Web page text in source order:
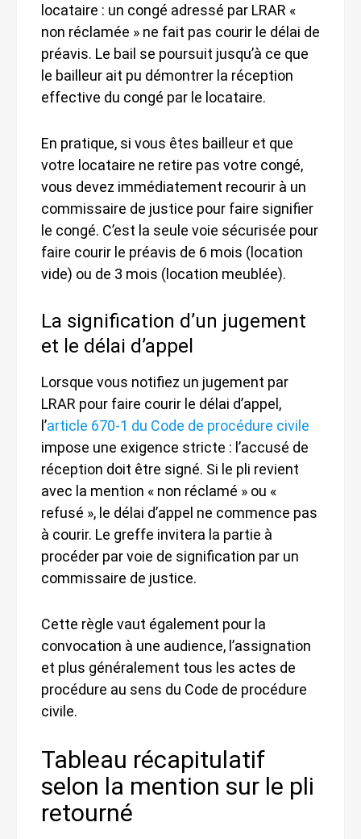
locataire : un congé adressé par LRAR «
non réclamée » ne fait pas courir le délai de
préavis. Le bail se poursuit jusqu’à ce que
le bailleur ait pu démontrer la réception
effective du congé par le locataire.
En pratique, si vous êtes bailleur et que
votre locataire ne retire pas votre congé,
vous devez immédiatement recourir à un
commissaire de justice pour faire signifier
le congé. C’est la seule voie sécurisée pour
faire courir le préavis de 6 mois (location
vide) ou de 3 mois (location meublée).
La signification d’un jugement
et le délai d’appel
Lorsque vous notifiez un jugement par
LRAR pour faire courir le délai d’appel,
l’article 670-1 du Code de procédure civile
impose une exigence stricte : l’accusé de
réception doit être signé. Si le pli revient
avec la mention « non réclamé » ou «
refusé », le délai d’appel ne commence pas
à courir. Le greffe invitera la partie à
procéder par voie de signification par un
commissaire de justice.
Cette règle vaut également pour la
convocation à une audience, l’assignation
et plus généralement tous les actes de
procédure au sens du Code de procédure
civile.
Tableau récapitulatif
selon la mention sur le pli
retourné